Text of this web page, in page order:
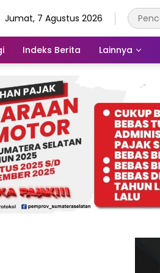
Jumat, 7 Agustus 2026
Indeks Berita Lainnya